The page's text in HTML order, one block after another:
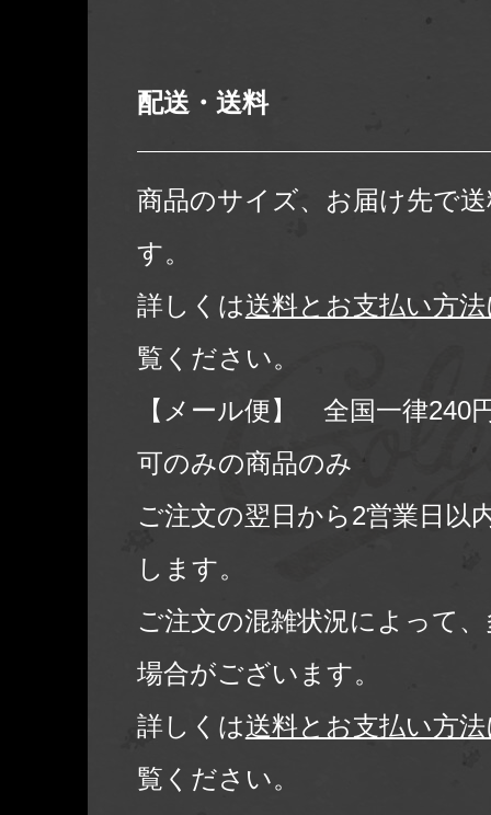
配送・送料
商品のサイズ、お届け先で
す。
詳しくは送料とお支払い方
覧ください。
【メール便】 全国一律240
可のみの商品のみ
ご注文の翌日から2営業日以
します。
ご注文の混雑状況によって
場合がございます。
詳しくは送料とお支払い方
覧ください。